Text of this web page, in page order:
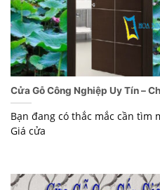
Cửa Gỗ Công Nghiệp Uy Tín –
Bạn đang có thắc mắc cần tìm
Giá cửa